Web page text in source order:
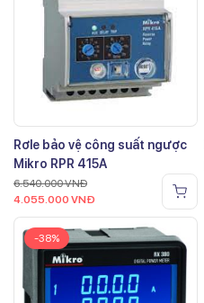
Rơle bảo vệ công suất ngược
Mikro RPR 415A
6.540.000VNĐ
4.055.000 VNĐ
-38%